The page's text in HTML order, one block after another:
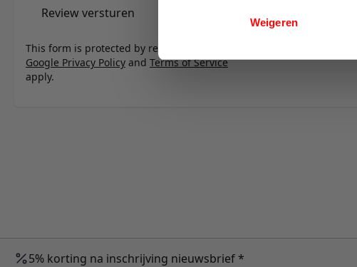
Weigeren
Review versturen
This form is protected by reCAPTCHA - the
Google Privacy Policy and Terms of Service
apply.
5% korting na inschrijving nieuwsbrief *